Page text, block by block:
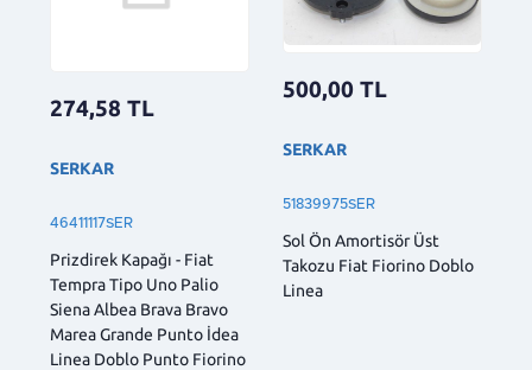
274,58 TL
SERKAR
46411117SER
Prizdirek Kapağı - Fiat
Tempra Tipo Uno Palio
Siena Albea Brava Bravo
Marea Grande Punto İdea
Linea Doblo Punto Fiorino
500,00 TL
SERKAR
51839975SER
Sol Ön Amortisör Üst
Takozu Fiat Fiorino Doblo
Linea